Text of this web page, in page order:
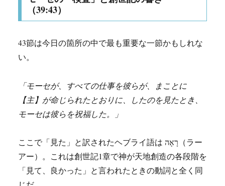
（39:43）
43節は今日の箇所の中で最も重要な一節かもしれな
い。
「モーセが、すべての仕事を彼らが、まことに
【主】が命じられたとおりに、したのを見たとき、
モーセは彼らを祝福した。」
ここで「見た」と訳されたヘブライ語は רָאָה（ラー
アー）。これは創世記1章で神が天地創造の各段階を
「見て、良かった」と言われたときの動詞と全く同